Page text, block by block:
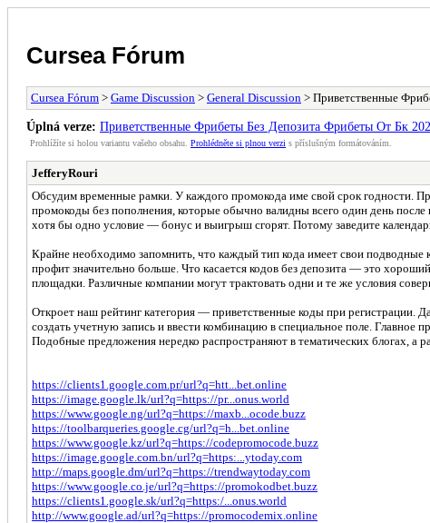
Cursea Fórum
Cursea Fórum > Game Discussion > General Discussion > Приветственные
Úplná verze: Приветственные Фрибеты Без Депозита Фрибеты От Бк
Prohlížíte si holou variantu vašeho obsahu. Prohlédněte si plnou verzi s příslušným formátováním.
JefferyRouri
Обсудим временные рамки. У каждого промокода име свой срок годности.
промокоды без пополнения, которые обычно валидны всего один день
хотя бы одно условие — бонус и выигрыш сгорят. Потому заведите
Крайне необходимо запомнить, что каждый тип кода имеет свои
профит значительно больше. Что касается кодов без депозита — это
площадки. Различные компании могут трактовать одни и те же условия
Откроет наш рейтинг категория — приветственные коды при регистрации.
создать учетную запись и ввести комбинацию в специальное поле.
Подобные предложения нередко распространяют в тематических блогах, а
https://clients1.google.com.pr/url?q=htt...bet.online
https://image.google.lk/url?q=https://pr...onus.world
https://www.google.ng/url?q=https://maxb...ocode.buzz
https://toolbarqueries.google.cg/url?q=h...bet.online
https://www.google.kz/url?q=https://codepromocode.buzz
https://image.google.com.bn/url?q=https:...ytoday.com
http://maps.google.dm/url?q=https://trendwaytoday.com
https://www.google.co.je/url?q=https://promokodbet.buzz
https://clients1.google.sk/url?q=https:/...onus.world
http://www.google.ad/url?q=https://promocodemix.online